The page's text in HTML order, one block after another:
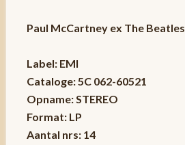
Paul McCartney ex The Beatles
Label: EMI
Cataloge: 5C 062-60521
Opname: STEREO
Format: LP
Aantal nrs: 14